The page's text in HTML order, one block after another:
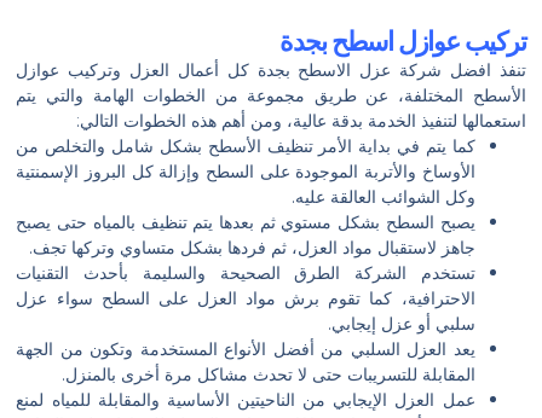
تركيب عوازل اسطح بجدة
تنفذ افضل شركة عزل الاسطح بجدة كل أعمال العزل وتركيب عوازل
الأسطح المختلفة، عن طريق مجموعة من الخطوات الهامة والتي يتم
استعمالها لتنفيذ الخدمة بدقة عالية، ومن أهم هذه الخطوات التالي:
كما يتم في بداية الأمر تنظيف الأسطح بشكل شامل والتخلص من
الأوساخ والأتربة الموجودة على السطح وإزالة كل البروز الإسمنتية
وكل الشوائب العالقة عليه.
يصبح السطح بشكل مستوي ثم بعدها يتم تنظيف بالمياه حتى يصبح
جاهز لاستقبال مواد العزل، ثم فردها بشكل متساوي وتركها تجف.
تستخدم الشركة الطرق الصحيحة والسليمة بأحدث التقنيات
الاحترافية، كما تقوم برش مواد العزل على السطح سواء عزل
سلبي أو عزل إيجابي.
يعد العزل السلبي من أفضل الأنواع المستخدمة وتكون من الجهة
المقابلة للتسريبات حتى لا تحدث مشاكل مرة أخرى بالمنزل.
عمل العزل الإيجابي من الناحيتين الأساسية والمقابلة للمياه لمنع